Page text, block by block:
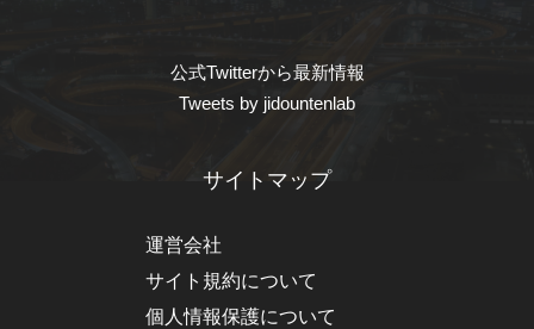
公式Twitterから最新情報
Tweets by jidountenlab
サイトマップ
運営会社
サイト規約について
個人情報保護について